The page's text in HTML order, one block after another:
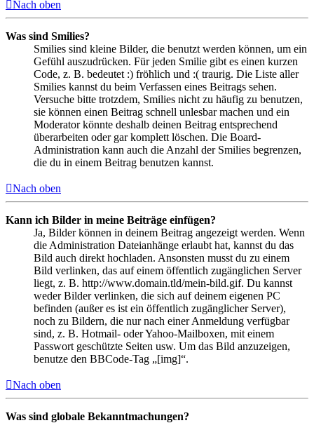
Nach oben
Was sind Smilies?
Smilies sind kleine Bilder, die benutzt werden können, um ein
Gefühl auszudrücken. Für jeden Smilie gibt es einen kurzen
Code, z. B. bedeutet :) fröhlich und :( traurig. Die Liste aller
Smilies kannst du beim Verfassen eines Beitrags sehen.
Versuche bitte trotzdem, Smilies nicht zu häufig zu benutzen,
sie können einen Beitrag schnell unlesbar machen und ein
Moderator könnte deshalb deinen Beitrag entsprechend
überarbeiten oder gar komplett löschen. Die Board-
Administration kann auch die Anzahl der Smilies begrenzen,
die du in einem Beitrag benutzen kannst.
Nach oben
Kann ich Bilder in meine Beiträge einfügen?
Ja, Bilder können in deinem Beitrag angezeigt werden. Wenn
die Administration Dateianhänge erlaubt hat, kannst du das
Bild auch direkt hochladen. Ansonsten musst du zu einem
Bild verlinken, das auf einem öffentlich zugänglichen Server
liegt, z. B. http://www.domain.tld/mein-bild.gif. Du kannst
weder Bilder verlinken, die sich auf deinem eigenen PC
befinden (außer es ist ein öffentlich zugänglicher Server),
noch zu Bildern, die nur nach einer Anmeldung verfügbar
sind, z. B. Hotmail- oder Yahoo-Mailboxen, mit einem
Passwort geschützte Seiten usw. Um das Bild anzuzeigen,
benutze den BBCode-Tag „[img]“.
Nach oben
Was sind globale Bekanntmachungen?